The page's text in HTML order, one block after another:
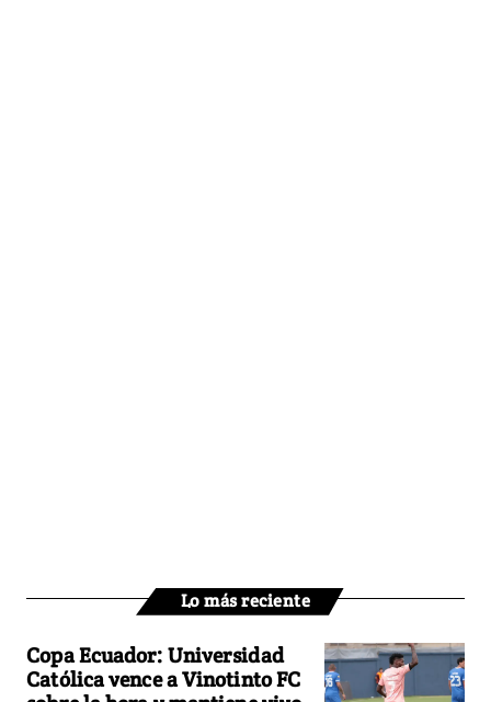
Lo más reciente
Copa Ecuador: Universidad
Católica vence a Vinotinto FC